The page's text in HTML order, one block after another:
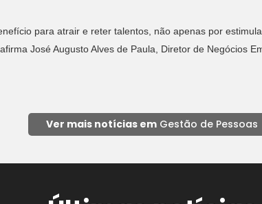
para atrair e reter talentos, não apenas por
José Augusto Alves de Paula, Diretor de Negócios
Ver mais notícias em Gestão de Pessoas